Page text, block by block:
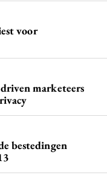
voor
marketeers
bestedingen